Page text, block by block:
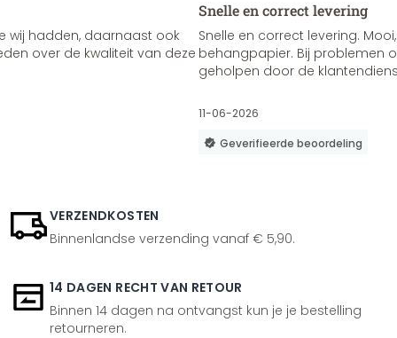
wij hadden, daarnaast ook
over de kwaliteit van deze
Snelle en correct levering
Snelle en correct levering.
behangpapier. Bij problemen
geholpen door de
11-06-2026
Geverifieerde beoordeling
VERZENDKOSTEN
Binnenlandse verzending vanaf € 5,90.
14 DAGEN RECHT VAN RETOUR
Binnen 14 dagen na ontvangst kun je je bestelling
retourneren.